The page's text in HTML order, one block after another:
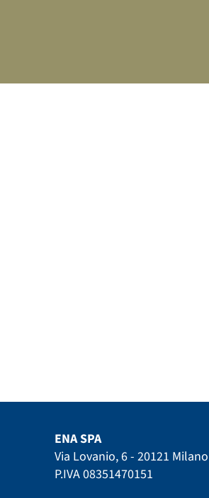
ENA SPA
Via Lovanio, 6 - 20121 Milano
P.IVA 08351470151